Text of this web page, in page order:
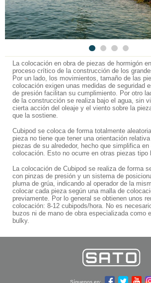
La colocación en obra de piezas de hormigón
proceso crítico de la construcción de los
Por un lado, los movimientos, tamaño de las
colocación exigen unas medidas de seguridad
de presión facilitan su cumplimiento. Por otro
de la construcción se realiza bajo el agua, sin
cierta acción del oleaje y el viento sobre la
que la sostiene.
Cubipod se coloca de forma totalmente
pieza no tiene que tener una orientación
piezas de su alrededor, hecho que simplifica
colocación. Esto no ocurre en otras piezas tipo
La colocación de Cubipod se realiza de forma
con pinzas de presión y un sistema de
pluma de grúa, indicando al operador de la
colocar cada pieza según una malla de
previamente. Por lo general se obtienen unos
colocación: 8-12 cubipods/hora. No es
buzos ni de mano de obra especializada como
bulky.
Síguenos en: